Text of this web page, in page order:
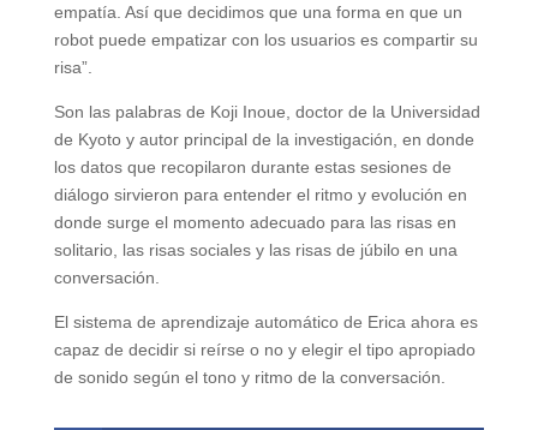
empatía. Así que decidimos que una forma en que un
robot puede empatizar con los usuarios es compartir su
risa”.
Son las palabras de Koji Inoue, doctor de la Universidad
de Kyoto y autor principal de la investigación, en donde
los datos que recopilaron durante estas sesiones de
diálogo sirvieron para entender el ritmo y evolución en
donde surge el momento adecuado para las risas en
solitario, las risas sociales y las risas de júbilo en una
conversación.
El sistema de aprendizaje automático de Erica ahora es
capaz de decidir si reírse o no y elegir el tipo apropiado
de sonido según el tono y ritmo de la conversación.